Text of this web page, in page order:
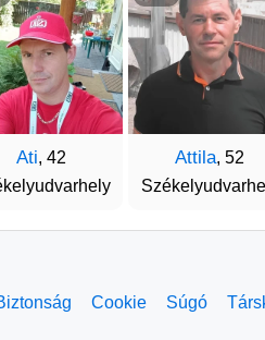
Ati, 42
Attila, 52
Cookie Súgó